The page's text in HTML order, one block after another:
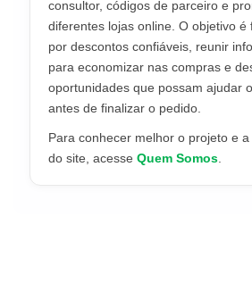
consultor, códigos de parceiro e
diferentes lojas online. O objetivo é
por descontos confiáveis, reunir
para economizar nas compras e
oportunidades que possam ajudar
antes de finalizar o pedido.
Para conhecer melhor o projeto e
do site, acesse Quem Somos